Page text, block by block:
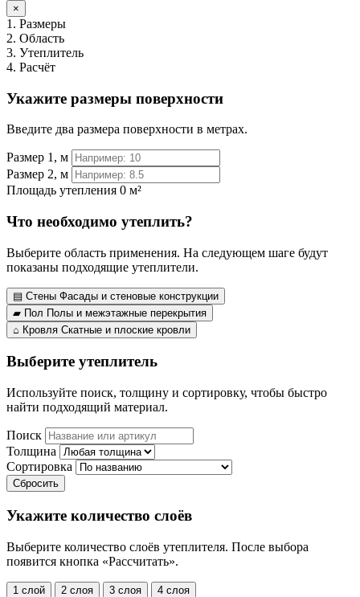
×
1. Размеры
2. Область
3. Утеплитель
4. Расчёт
Укажите размеры поверхности
Введите два размера поверхности в метрах.
Размер 1, м
Размер 2, м
Площадь утепления 0 м²
Что необходимо утеплить?
Выберите область применения. На следующем шаге будут
показаны подходящие утеплители.
▤ Стены Фасады и стеновые конструкции
▰ Пол Полы и межэтажные перекрытия
⌂ Кровля Скатные и плоские кровли
Выберите утеплитель
Используйте поиск, толщину и сортировку, чтобы быстро
найти подходящий материал.
Поиск
Толщина
Сортировка
Сбросить
Укажите количество слоёв
Выберите количество слоёв утеплителя. После выбора
появится кнопка «Рассчитать».
1 слой 2 слоя 3 слоя 4 слоя